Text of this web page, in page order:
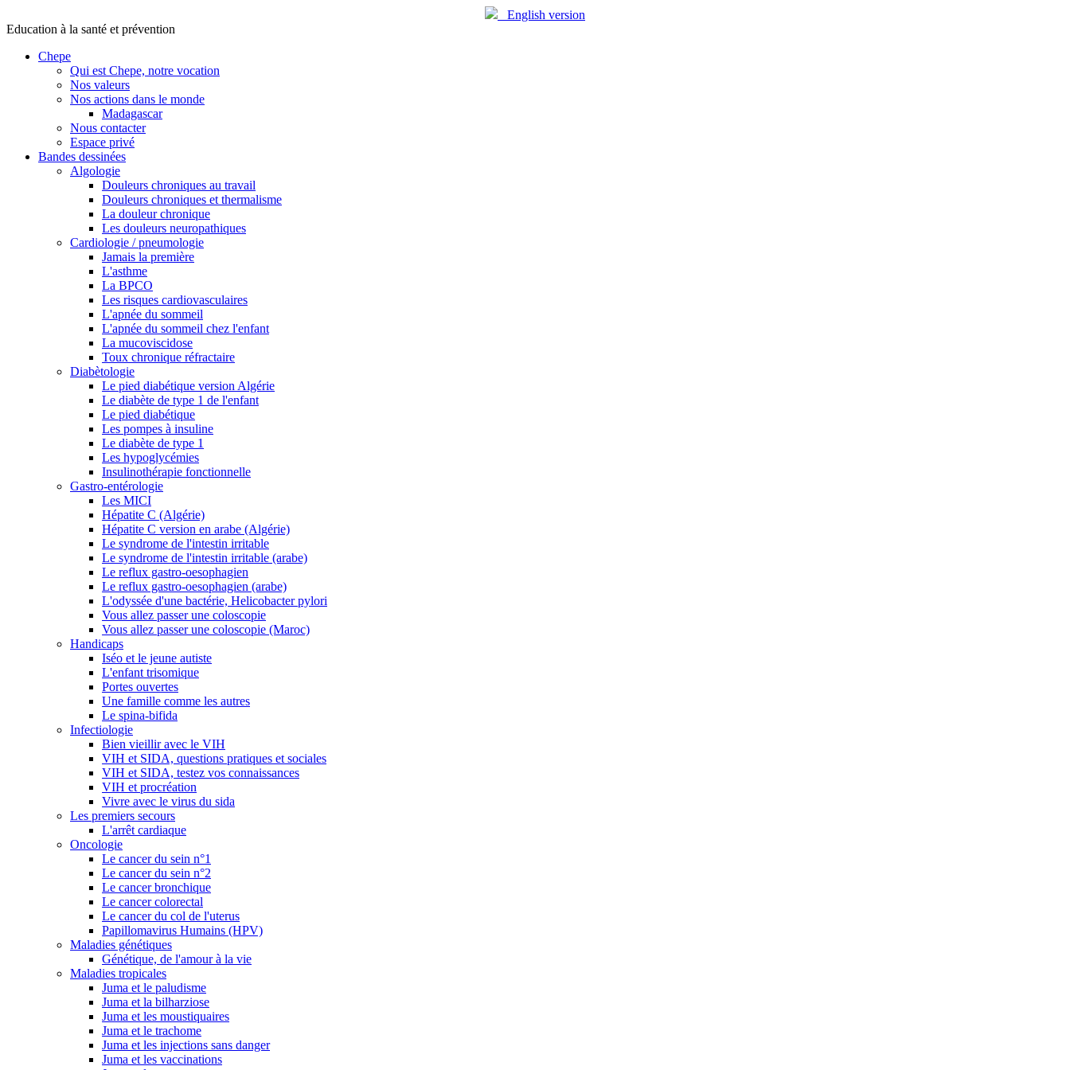
English version
Education à la santé et prévention
Chepe
Qui est Chepe, notre vocation
Nos valeurs
Nos actions dans le monde
Madagascar
Nous contacter
Espace privé
Bandes dessinées
Algologie
Douleurs chroniques au travail
Douleurs chroniques et thermalisme
La douleur chronique
Les douleurs neuropathiques
Cardiologie / pneumologie
Jamais la première
L'asthme
La BPCO
Les risques cardiovasculaires
L'apnée du sommeil
L'apnée du sommeil chez l'enfant
La mucoviscidose
Toux chronique réfractaire
Diabètologie
Le pied diabétique version Algérie
Le diabète de type 1 de l'enfant
Le pied diabétique
Les pompes à insuline
Le diabète de type 1
Les hypoglycémies
Insulinothérapie fonctionnelle
Gastro-entérologie
Les MICI
Hépatite C (Algérie)
Hépatite C version en arabe (Algérie)
Le syndrome de l'intestin irritable
Le syndrome de l'intestin irritable (arabe)
Le reflux gastro-oesophagien
Le reflux gastro-oesophagien (arabe)
L'odyssée d'une bactérie, Helicobacter pylori
Vous allez passer une coloscopie
Vous allez passer une coloscopie (Maroc)
Handicaps
Iséo et le jeune autiste
L'enfant trisomique
Portes ouvertes
Une famille comme les autres
Le spina-bifida
Infectiologie
Bien vieillir avec le VIH
VIH et SIDA, questions pratiques et sociales
VIH et SIDA, testez vos connaissances
VIH et procréation
Vivre avec le virus du sida
Les premiers secours
L'arrêt cardiaque
Oncologie
Le cancer du sein n°1
Le cancer du sein n°2
Le cancer bronchique
Le cancer colorectal
Le cancer du col de l'uterus
Papillomavirus Humains (HPV)
Maladies génétiques
Génétique, de l'amour à la vie
Maladies tropicales
Juma et le paludisme
Juma et la bilharziose
Juma et les moustiquaires
Juma et le trachome
Juma et les injections sans danger
Juma et les vaccinations